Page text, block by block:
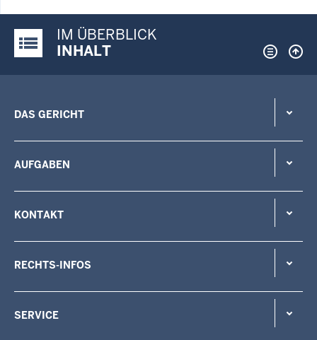
Justiz-Portal im Überblick:
IM ÜBERBLICK
INHALT
DAS GERICHT
AUFGABEN
KONTAKT
RECHTS-INFOS
SERVICE